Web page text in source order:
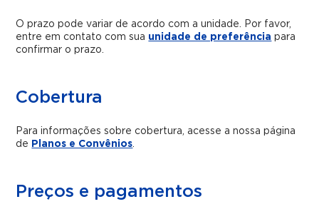
O prazo pode variar de acordo com a unidade. Por favor,
entre em contato com sua unidade de preferência para
confirmar o prazo.
Cobertura
Para informações sobre cobertura, acesse a nossa página
de Planos e Convênios
Preços e pagamentos